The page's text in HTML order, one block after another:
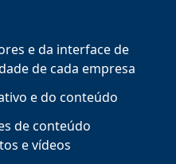
e da interface de
de cada empresa
e do conteúdo
de conteúdo
e vídeos